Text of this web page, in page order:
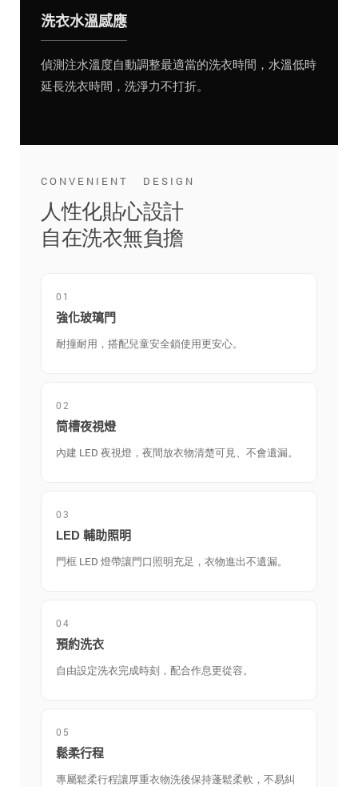
洗衣水溫感應
偵測注水溫度自動調整最適當的洗衣時間，水溫低時
延長洗衣時間，洗淨力不打折。
CONVENIENT DESIGN
人性化貼心設計
自在洗衣無負擔
01
強化玻璃門
耐撞耐用，搭配兒童安全鎖使用更安心。
02
筒槽夜視燈
內建 LED 夜視燈，夜間放衣物清楚可見、不會遺漏。
03
LED 輔助照明
門框 LED 燈帶讓門口照明充足，衣物進出不遺漏。
04
預約洗衣
自由設定洗衣完成時刻，配合作息更從容。
05
鬆柔行程
專屬鬆柔行程讓厚重衣物洗後保持蓬鬆柔軟，不易糾